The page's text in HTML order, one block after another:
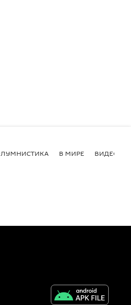
В МИРЕ ВИДЕО